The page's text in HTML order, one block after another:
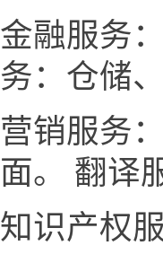
金融服务
务：仓储
营销服务
面。 翻译
知识产权